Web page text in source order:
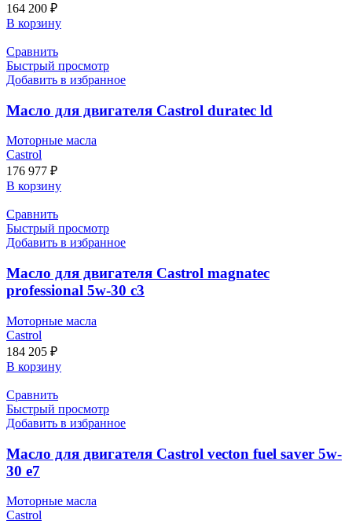
164 200 ₽
В корзину
Сравнить
Быстрый просмотр
Добавить в избранное
Масло для двигателя Castrol duratec ld
Моторные масла
Castrol
176 977 ₽
В корзину
Сравнить
Быстрый просмотр
Добавить в избранное
Масло для двигателя Castrol magnatec
professional 5w-30 c3
Моторные масла
Castrol
184 205 ₽
В корзину
Сравнить
Быстрый просмотр
Добавить в избранное
Масло для двигателя Castrol vecton fuel saver 5w-
30 e7
Моторные масла
Castrol